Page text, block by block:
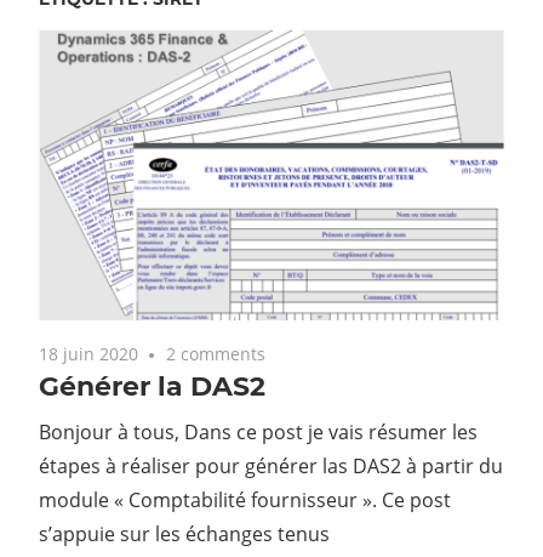
18 juin 2020 2 comments
Générer la DAS2
Bonjour à tous, Dans ce post je vais résumer les
étapes à réaliser pour générer las DAS2 à partir du
module « Comptabilité fournisseur ». Ce post
s’appuie sur les échanges tenus